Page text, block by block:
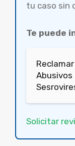
tu caso sin
Te puede
Abusivos
Solicitar